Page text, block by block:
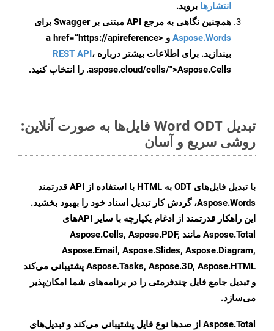
انتشارها بروید.
همچنین نگاهی به مرجع API مبتنی بر Swagger برای
Aspose.Words
و <a href=“https://apireference
بیندازید. برای اطلاعات بیشتر درباره REST API،
.aspose.cloud/cells/">Aspose.Cells را انتخاب کنید.
تبدیل Word ODT فایل‌ها به صورت آنلاین:
روشی سریع و آسان
با تبدیل فایل‌های ODT به HTML با استفاده از API قدرتمند
Aspose.Words، گردش کار تبدیل اسناد خود را بهبود بخشید.
این راهکار قدرتمند از ادغام یکپارچه با سایر APIهای
Aspose.Total مانند Aspose.Cells, Aspose.PDF,
Aspose.Email, Aspose.Slides, Aspose.Diagram,
Aspose.Tasks, Aspose.3D, Aspose.HTML پشتیبانی می‌کند
و تبدیل جامع فایل چندفرمتی را در برنامه‌های شما امکان‌پذیر
می‌سازد.
Aspose.Total از صدها نوع فایل پشتیبانی می‌کند و تبدیل‌های